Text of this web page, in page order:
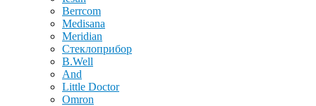
Berrcom
Medisana
Meridian
Стеклоприбор
B.Well
And
Little Doctor
Omron